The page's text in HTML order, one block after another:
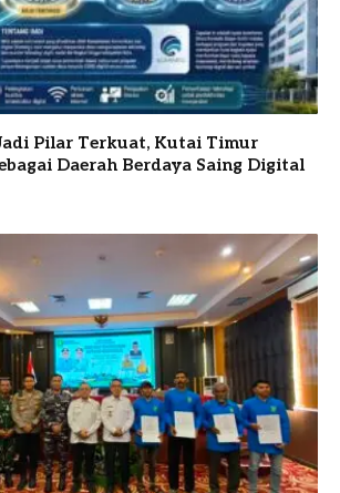
Pilar Terkuat, Kutai Timur
Daerah Berdaya Saing Digital